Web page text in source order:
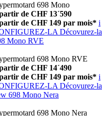
698 Mono
de CHF 13´590
de CHF 149 par mois* i
LA Décovurez-la
Mono RVE
698 Mono RVE
de CHF 14´490
de CHF 149 par mois* i
LA Décovurez-la
698 Mono Nera
698 Mono Nera